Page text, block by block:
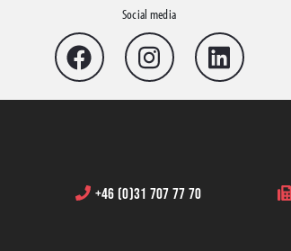
Social media
+46 (0)31 707 77 70